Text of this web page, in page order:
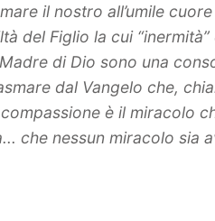
il nostro all’umile
del Figlio la cui
di Dio sono una
dal Vangelo che,
è il miracolo
che nessun miracolo sia